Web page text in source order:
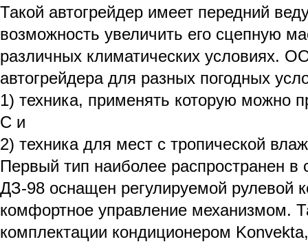
Такой автогрейдер имеет передний
возможность увеличить его сцепную
различных климатических условиях.
автогрейдера для разных погодных
1) техника, применять которую можно
С и
2) техника для мест с тропической
Первый тип наиболее распространен
ДЗ-98 оснащен регулируемой рулевой
комфортное управление механизмом.
комплектации кондиционером